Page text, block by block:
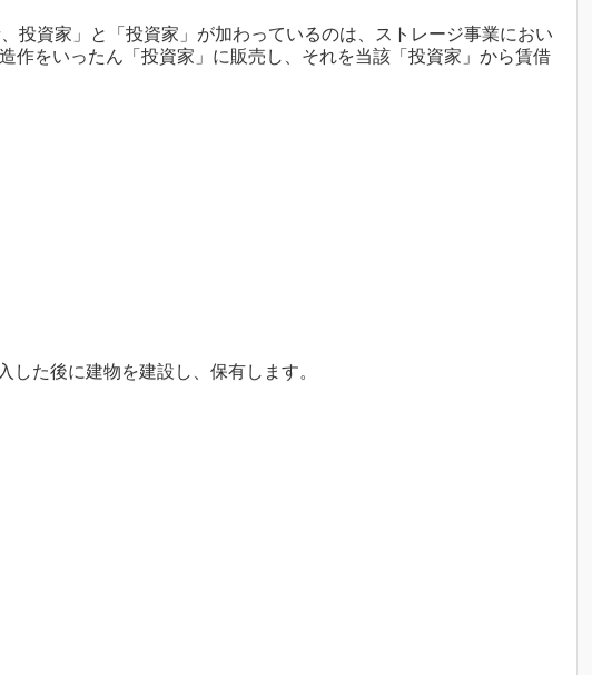
投資家」と「投資家」が加わっているのは、ストレージ事業におい
作をいったん「投資家」に販売し、それを当該「投資家」から賃借
た後に建物を建設し、保有します。